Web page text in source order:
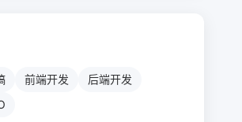
前端开发
后端开发